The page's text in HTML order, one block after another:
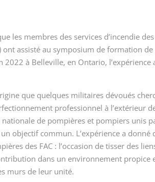
les membres des services d’incendie
ont assisté au symposium de formation
2022 à Belleville, en Ontario, l’expérience
que quelques militaires dévoués
professionnel à l’extérieur
de pompières et pompiers unis
un objectif commun. L’expérience a donné
des FAC : l’occasion de tisser des
dans un environnement propice
murs de leur unité.